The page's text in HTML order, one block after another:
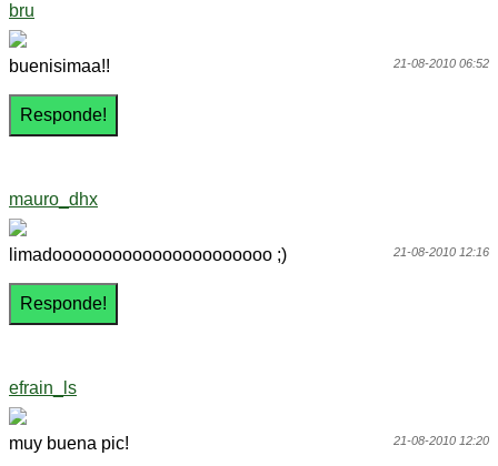
bru
21-08-2010 06:52
buenisimaa!!
mauro_dhx
21-08-2010 12:16
limadoooooooooooooooooooooo ;)
efrain_ls
21-08-2010 12:20
muy buena pic!